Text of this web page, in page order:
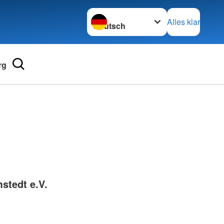
Sprache wechseln zu
Alles klar
und Lob
e.V.